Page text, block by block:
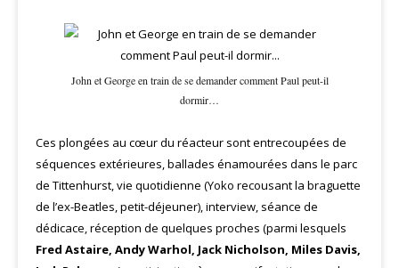
John et George en train de se demander comment Paul peut-il
dormir…
Ces plongées au cœur du réacteur sont entrecoupées de
séquences extérieures, ballades énamourées dans le parc
de Tittenhurst, vie quotidienne (Yoko recousant la braguette
de l’ex-Beatles, petit-déjeuner), interview, séance de
dédicace, réception de quelques proches (parmi lesquels
Fred Astaire, Andy Warhol, Jack Nicholson, Miles Davis,